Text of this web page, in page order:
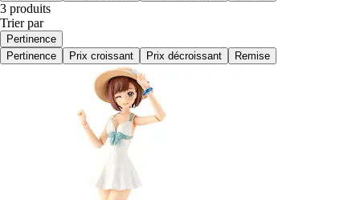
3 produits
Trier par
Pertinence
Pertinence
Prix croissant Prix décroissant Remise